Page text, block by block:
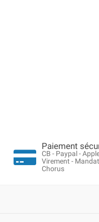
Paiement
CB - Paypal -
Virement -
Chorus